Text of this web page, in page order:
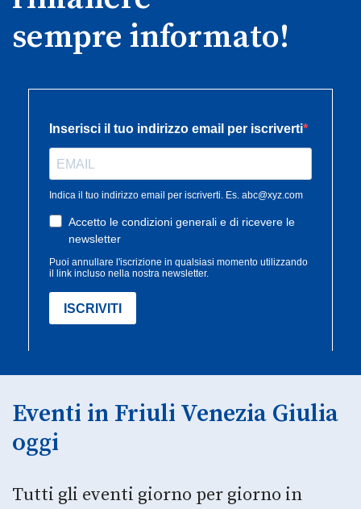
sempre informato!
Eventi in Friuli Venezia Giulia
oggi
Tutti gli eventi giorno per giorno in